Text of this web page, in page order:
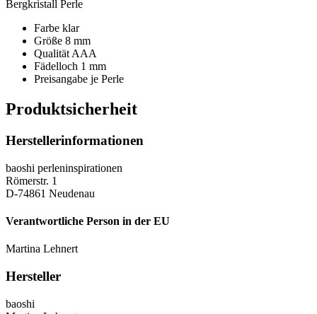
Bergkristall Perle
Farbe klar
Größe 8 mm
Qualität AAA
Fädelloch 1 mm
Preisangabe je Perle
Produktsicherheit
Herstellerinformationen
baoshi perleninspirationen
Römerstr. 1
D-74861 Neudenau
Verantwortliche Person in der EU
Martina Lehnert
Hersteller
baoshi